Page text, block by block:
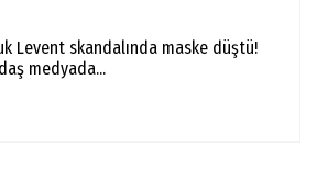
Levent skandalında maske düştü!
medyada...